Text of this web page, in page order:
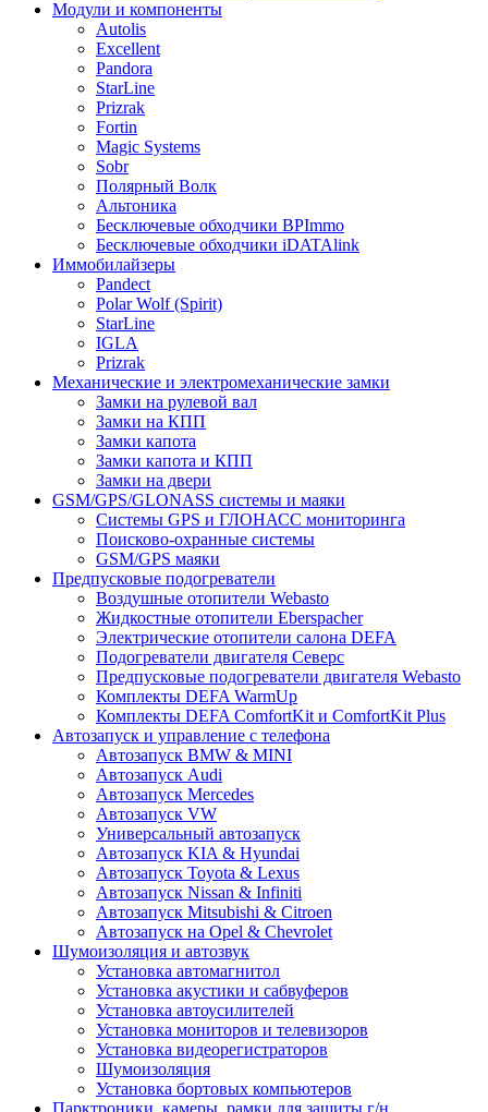
Модули и компоненты
Autolis
Excellent
Pandora
StarLine
Prizrak
Fortin
Magic Systems
Sobr
Полярный Волк
Альтоника
Бесключевые обходчики BPImmo
Бесключевые обходчики iDATAlink
Иммобилайзеры
Pandect
Polar Wolf (Spirit)
StarLine
IGLA
Prizrak
Механические и электромеханические замки
Замки на рулевой вал
Замки на КПП
Замки капота
Замки капота и КПП
Замки на двери
GSM/GPS/GLONASS системы и маяки
Системы GPS и ГЛОНАСС мониторинга
Поисково-охранные системы
GSM/GPS маяки
Предпусковые подогреватели
Воздушные отопители Webasto
Жидкостные отопители Eberspacher
Электрические отопители салона DEFA
Подогреватели двигателя Северс
Предпусковые подогреватели двигателя Webasto
Комплекты DEFA WarmUp
Комплекты DEFA ComfortKit и ComfortKit Plus
Автозапуск и управление с телефона
Автозапуск BMW & MINI
Автозапуск Audi
Автозапуск Mercedes
Автозапуск VW
Универсальный автозапуск
Автозапуск KIA & Hyundai
Автозапуск Toyota & Lexus
Автозапуск Nissan & Infiniti
Автозапуск Mitsubishi & Citroen
Автозапуск на Opel & Chevrolet
Шумоизоляция и автозвук
Установка автомагнитол
Установка акустики и сабвуферов
Установка автоусилителей
Установка мониторов и телевизоров
Установка видеорегистраторов
Шумоизоляция
Установка бортовых компьютеров
Парктроники, камеры, рамки для защиты г/н